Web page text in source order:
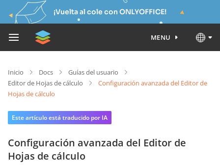
¡Vuelta al cole con ONLYOFFICE!
MENU
Inicio Docs
Guías del usuario
Editor de Hojas de cálculo
Configuración avanzada del Editor de
Hojas de cálculo
Este artículo está traducido por IA
Configuración avanzada del Editor de
Hojas de cálculo